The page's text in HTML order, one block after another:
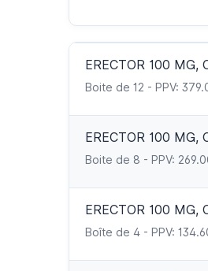
ERECTOR 100 MG,
Boite de 12 - PPV:
ERECTOR 100 MG,
Boite de 8 - PPV:
ERECTOR 100 MG,
Boîte de 4 - PPV: